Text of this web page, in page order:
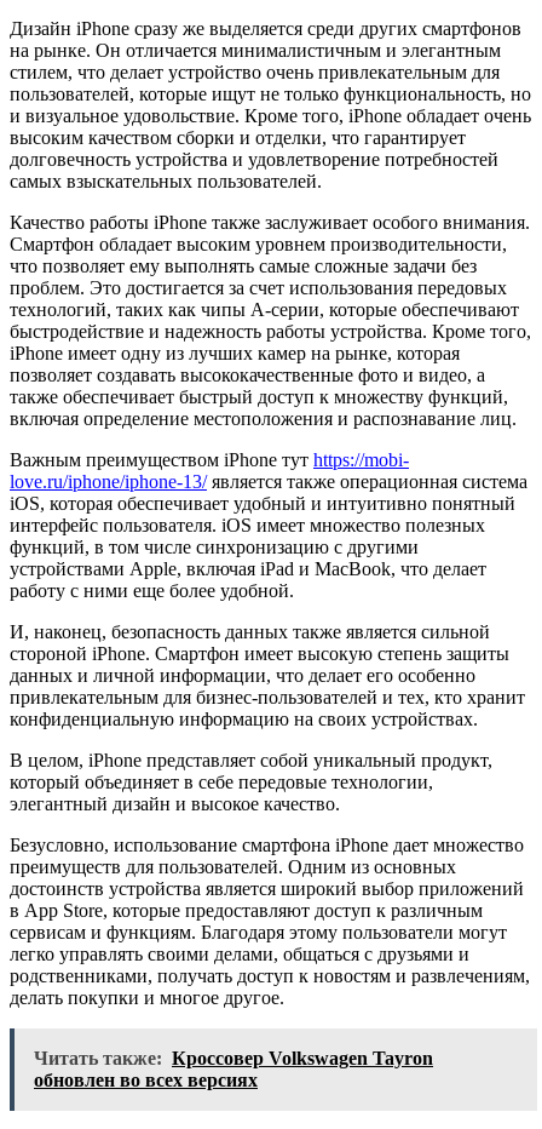
Дизайн iPhone сразу же выделяется среди других смартфонов
на рынке. Он отличается минималистичным и элегантным
стилем, что делает устройство очень привлекательным для
пользователей, которые ищут не только функциональность, но
и визуальное удовольствие. Кроме того, iPhone обладает очень
высоким качеством сборки и отделки, что гарантирует
долговечность устройства и удовлетворение потребностей
самых взыскательных пользователей.
Качество работы iPhone также заслуживает особого внимания.
Смартфон обладает высоким уровнем производительности,
что позволяет ему выполнять самые сложные задачи без
проблем. Это достигается за счет использования передовых
технологий, таких как чипы A-серии, которые обеспечивают
быстродействие и надежность работы устройства. Кроме того,
iPhone имеет одну из лучших камер на рынке, которая
позволяет создавать высококачественные фото и видео, а
также обеспечивает быстрый доступ к множеству функций,
включая определение местоположения и распознавание лиц.
Важным преимуществом iPhone тут https://mobi-
love.ru/iphone/iphone-13/является также операционная система
iOS, которая обеспечивает удобный и интуитивно понятный
интерфейс пользователя. iOS имеет множество полезных
функций, в том числе синхронизацию с другими
устройствами Apple, включая iPad и MacBook, что делает
работу с ними еще более удобной.
И, наконец, безопасность данных также является сильной
стороной iPhone. Смартфон имеет высокую степень защиты
данных и личной информации, что делает его особенно
привлекательным для бизнес-пользователей и тех, кто хранит
конфиденциальную информацию на своих устройствах.
В целом, iPhone представляет собой уникальный продукт,
который объединяет в себе передовые технологии,
элегантный дизайн и высокое качество.
Безусловно, использование смартфона iPhone дает множество
преимуществ для пользователей. Одним из основных
достоинств устройства является широкий выбор приложений
в App Store, которые предоставляют доступ к различным
сервисам и функциям. Благодаря этому пользователи могут
легко управлять своими делами, общаться с друзьями и
родственниками, получать доступ к новостям и развлечениям,
делать покупки и многое другое.
Читать также: Кроссовер Volkswagen Tayron
обновлен во всех версиях